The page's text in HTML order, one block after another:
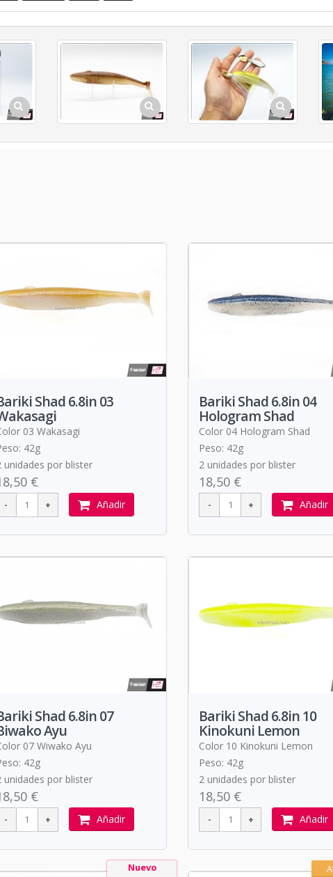
Shad 6.8in 03
03 Wakasagi
42g
unidades por blister
€
Añadir
Bariki Shad 6.8in 04
Hologram Shad
Color 04 Hologram Shad
Peso: 42g
2 unidades por blister
18,50 €
Añadir
Shad 6.8in 07
Ayu
07 Wiwako Ayu
42g
unidades por blister
€
Añadir
Bariki Shad 6.8in 10
Kinokuni Lemon
Color 10 Kinokuni Lemon
Peso: 42g
2 unidades por blister
18,50 €
Añadir
Nuevo